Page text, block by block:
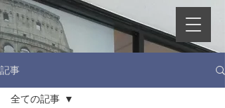
記事
全ての記事